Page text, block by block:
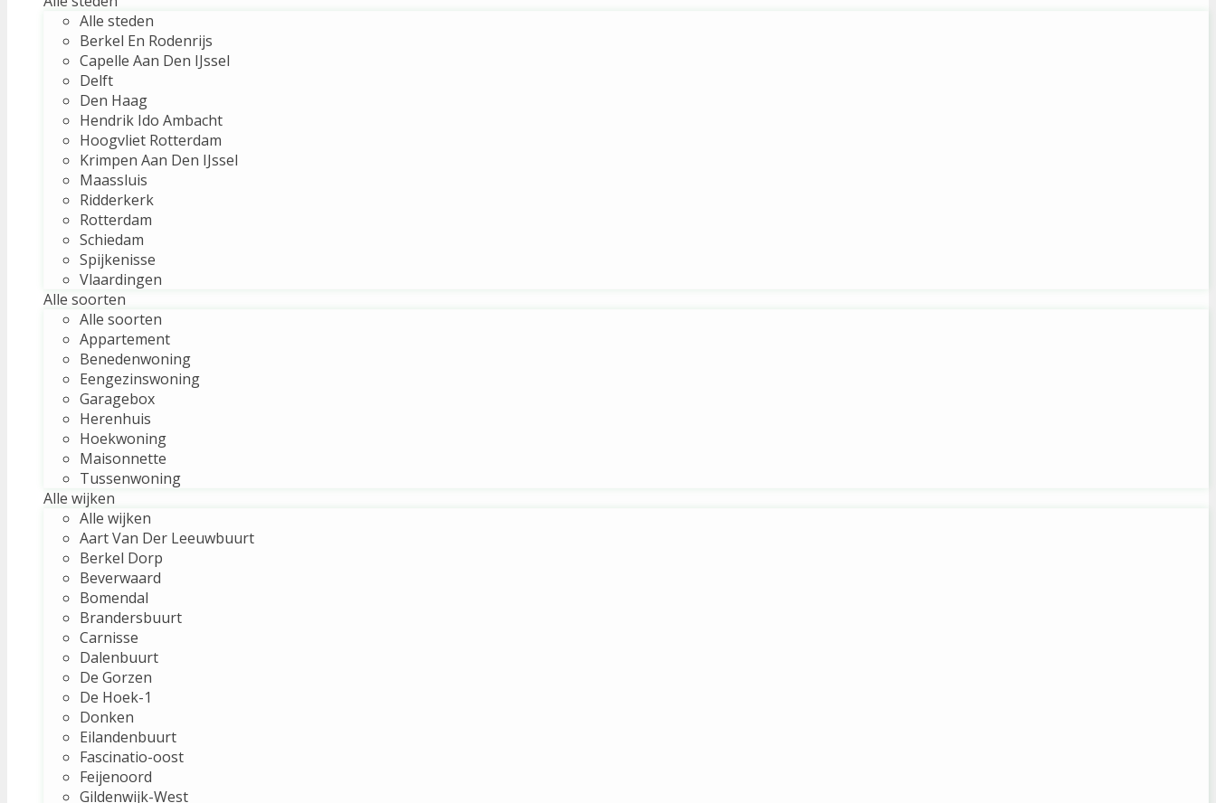
Alle steden
Berkel En Rodenrijs
Capelle Aan Den IJssel
Delft
Den Haag
Hendrik Ido Ambacht
Hoogvliet Rotterdam
Krimpen Aan Den IJssel
Maassluis
Ridderkerk
Rotterdam
Schiedam
Spijkenisse
Vlaardingen
Alle soorten
Alle soorten
Appartement
Benedenwoning
Eengezinswoning
Garagebox
Herenhuis
Hoekwoning
Maisonnette
Tussenwoning
Alle wijken
Alle wijken
Aart Van Der Leeuwbuurt
Berkel Dorp
Beverwaard
Bomendal
Brandersbuurt
Carnisse
Dalenbuurt
De Gorzen
De Hoek-1
Donken
Eilandenbuurt
Fascinatio-oost
Feijenoord
Gildenwijk-West